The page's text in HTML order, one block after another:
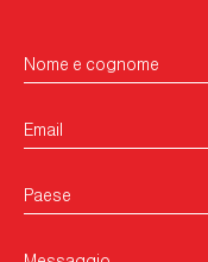
Nome e cognome
Email
Paese
Messaggio